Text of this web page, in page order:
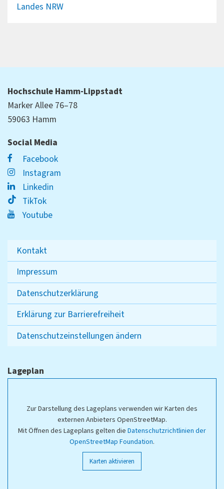
Landes NRW
Hochschule Hamm-Lippstadt
Marker Allee 76–78
59063 Hamm
Social Media
Facebook
Instagram
Linkedin
TikTok
Youtube
Kontakt
Impressum
Datenschutzerklärung
Erklärung zur Barrierefreiheit
Datenschutzeinstellungen ändern
Lageplan
Zur Darstellung des Lageplans verwenden wir Karten des
externen Anbieters OpenStreetMap.
Mit Öffnen des Lageplans gelten die Datenschutzrichtlinien der
OpenStreetMap Foundation.
Karten aktivieren